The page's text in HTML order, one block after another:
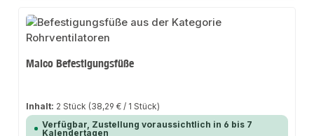
Maico Befestigungsfüße
Inhalt: 2 Stück (38,29 € / 1 Stück)
Verfügbar, Zustellung voraussichtlich in 6 bis 7
Kalendertagen